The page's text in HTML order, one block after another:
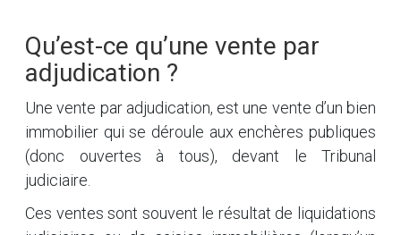
Qu’est-ce qu’une vente par
adjudication ?
Une vente par adjudication, est une vente d’un bien
immobilier qui se déroule aux enchères publiques
(donc ouvertes à tous), devant le Tribunal
judiciaire.
Ces ventes sont souvent le résultat de liquidations